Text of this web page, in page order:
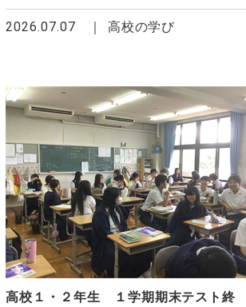
2026.07.07 高校の学び
高校１・２年生 １学期期末テスト終